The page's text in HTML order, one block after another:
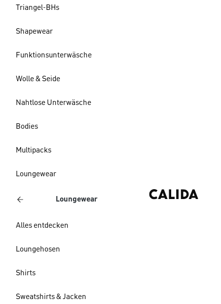
Triangel-BHs
Shapewear
Funktionsunterwäsche
Wolle & Seide
Nahtlose Unterwäsche
Bodies
Multipacks
Loungewear
Loungewear
Alles entdecken
Loungehosen
Shirts
Sweatshirts & Jacken